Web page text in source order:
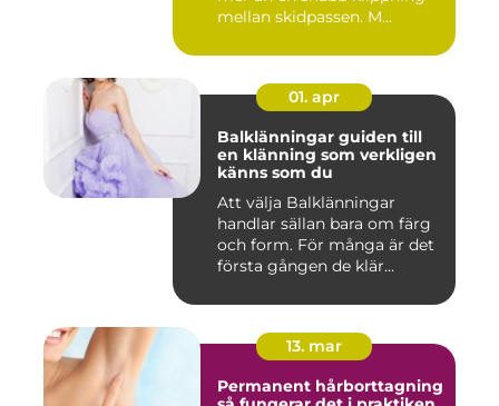
mellan skidpassen. M...
01. apr
Balklänningar guiden till
en klänning som verkligen
känns som du
Att välja Balklänningar
handlar sällan bara om färg
och form. För många är det
första gången de klär...
13. mar
Permanent hårborttagning